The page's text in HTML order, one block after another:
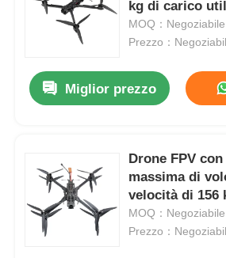
kg di carico
massima di
MOQ：Negoziabile
Prezzo：
Miglior prezzo
Drone FPV
massima di
velocità di 156
20 km per
industriali
MOQ：Negoziabile
Prezzo：